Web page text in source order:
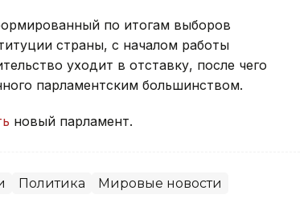
по итогам выборов
страны, с началом работы
уходит в отставку, после чего
парламентским большинством.
новый парламент.
Политика Мировые новости